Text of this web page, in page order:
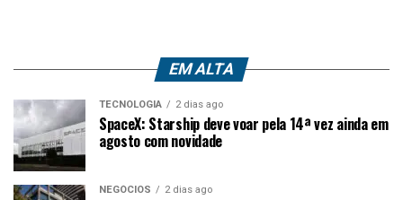
EM ALTA
TECNOLOGIA 2 dias ago
SpaceX: Starship deve voar pela 14ª vez ainda em
agosto com novidade
NEGÓCIOS 2 dias ago